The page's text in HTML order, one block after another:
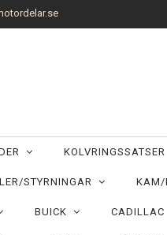
KOLVRINGSSATSER
STYRNINGAR KAM/
BUICK CADILLAC